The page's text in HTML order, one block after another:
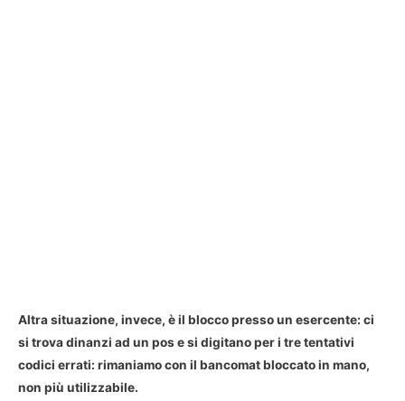
Altra situazione, invece, è il blocco presso un esercente: ci
si trova dinanzi ad un pos e si digitano per i tre tentativi
codici errati: rimaniamo con il bancomat bloccato in mano,
non più utilizzabile.